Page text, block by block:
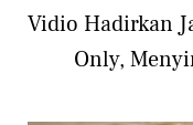
Vidio Hadirkan
Only,